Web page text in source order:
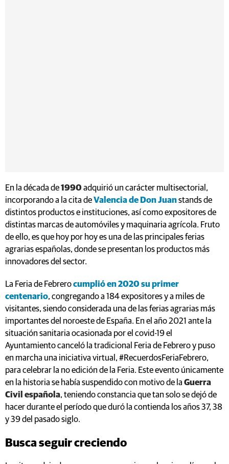
En la década de1990 adquirió un carácter multisectorial,
incorporando a la cita deValencia de Don Juanstands de
distintos productos e instituciones, así como expositores de
distintas marcas de automóviles y maquinaria agrícola. Fruto
de ello, es que hoy por hoy es una de las principales ferias
agrarias españolas, donde se presentan los productos más
innovadores del sector.
La Feria de Febrerocumplió en 2020 su primer
centenario, congregando a 184 expositores y a miles de
visitantes, siendo considerada una de las ferias agrarias más
importantes del noroeste de España. En el año 2021 ante la
situación sanitaria ocasionada por el covid-19 el
Ayuntamiento canceló la tradicional Feria de Febrero y puso
en marcha una iniciativa virtual, #RecuerdosFeriaFebrero,
para celebrar la no edición de la Feria. Este evento únicamente
en la historia se había suspendido con motivo de la Guerra
Civil española, teniendo constancia que tan solo se dejó de
hacer durante el período que duró la contienda los años 37, 38
y 39 del pasado siglo.
Busca seguir creciendo